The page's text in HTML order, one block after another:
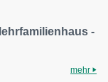
-
mehr